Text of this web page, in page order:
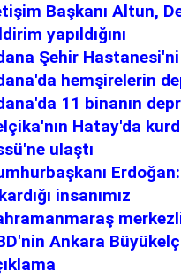
Başkanı Altun,
yapıldığını
Şehir
hemşirelerin
11 binanın
Hatay'da
ulaştı
insanımız
Ankara